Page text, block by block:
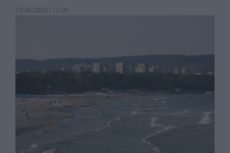
10.08.2026 / 15:00